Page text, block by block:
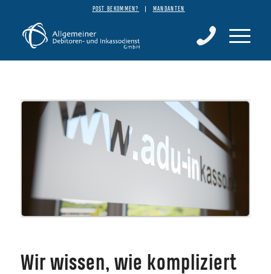
POST BEKOMMEN? MANDANTEN
Wir wissen, wie kompliziert